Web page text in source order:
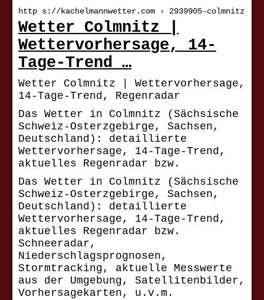
http s://kachelmannwetter.com › 2939905-colmnitz
Wetter Colmnitz |
Wettervorhersage, 14-
Tage-Trend …
Wetter Colmnitz | Wettervorhersage,
14-Tage-Trend, Regenradar
Das Wetter in Colmnitz (Sächsische
Schweiz-Osterzgebirge, Sachsen,
Deutschland): detaillierte
Wettervorhersage, 14-Tage-Trend,
aktuelles Regenradar bzw.
Das Wetter in Colmnitz (Sächsische
Schweiz-Osterzgebirge, Sachsen,
Deutschland): detaillierte
Wettervorhersage, 14-Tage-Trend,
aktuelles Regenradar bzw.
Schneeradar,
Niederschlagsprognosen,
Stormtracking, aktuelle Messwerte
aus der Umgebung, Satellitenbilder,
Vorhersagekarten, u.v.m.